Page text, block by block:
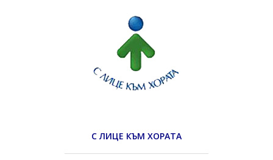
С ЛИЦЕ КЪМ ХОРАТА